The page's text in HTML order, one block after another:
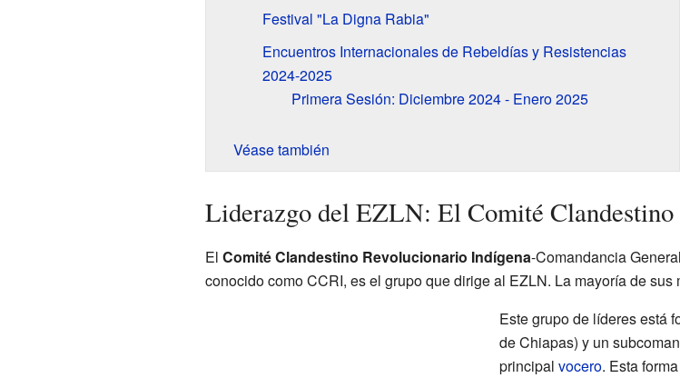
Festival "La Digna Rabia"
Encuentros Internacionales de Rebeldías y Resistencias
2024-2025
Primera Sesión: Diciembre 2024 - Enero 2025
Véase también
Liderazgo del EZLN: El Comité
El Comité Clandestino Revolucionario Indígena-Comandancia
conocido como CCRI, es el grupo que dirige al EZLN. La mayoría de sus
Este grupo de líderes está
de Chiapas) y un
principal vocero. Esta